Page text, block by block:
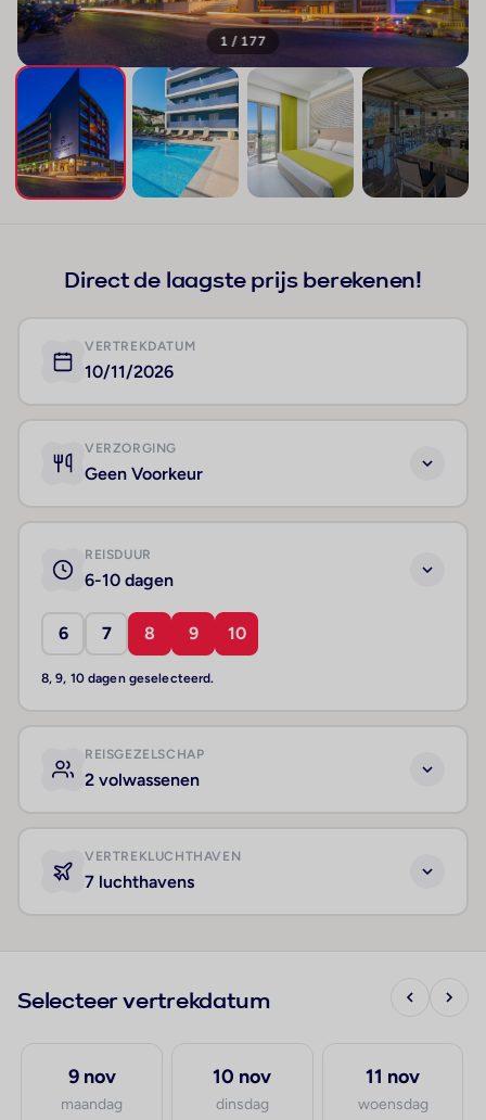
1 / 177
Direct de laagste prijs berekenen!
VERTREKDATUM
10/11/2026
VERZORGING
Geen Voorkeur
REISDUUR
6-10 dagen
6 7 8 9 10
8, 9, 10 dagen geselecteerd.
REISGEZELSCHAP
2 volwassenen
VERTREKLUCHTHAVEN
7 luchthavens
Selecteer vertrekdatum
9 nov
maandag
10 nov
dinsdag
11 nov
woensdag